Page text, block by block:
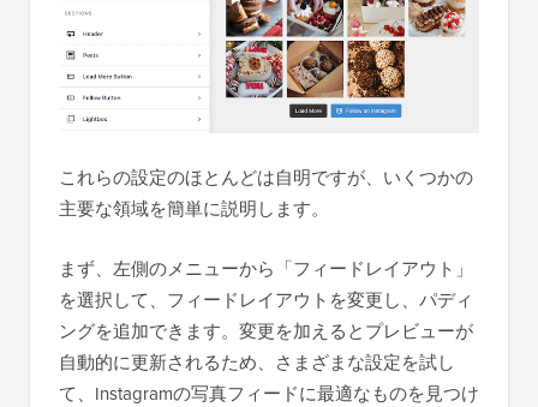
これらの設定のほとんどは自明ですが、いくつかの
主要な領域を簡単に説明します。
まず、左側のメニューから「フィードレイアウト」
を選択して、フィードレイアウトを変更し、パディ
ングを追加できます。変更を加えるとプレビューが
自動的に更新されるため、さまざまな設定を試し
て、Instagramの写真フィードに最適なものを見つけ